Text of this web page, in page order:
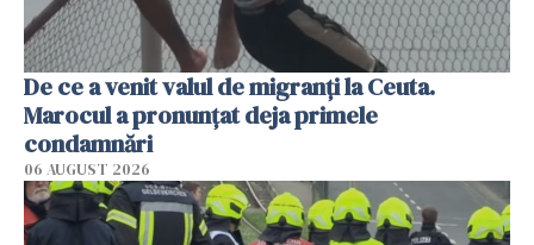
De ce a venit valul de migranți la Ceuta.
Marocul a pronunțat deja primele
condamnări
06 AUGUST 2026